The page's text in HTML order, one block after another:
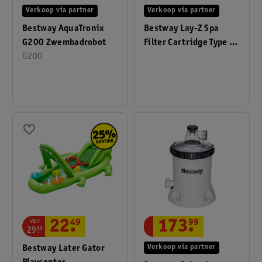
Bestway AquaTronix
G200 Zwembadrobot
G200
Verkoop via partner
Bestway Lay-Z Spa
Filter Cartridge Type VI
Verkoop via partner
Bestway Later Gator
van
29.
99 22.
49
Verkoop via partner
173.
99